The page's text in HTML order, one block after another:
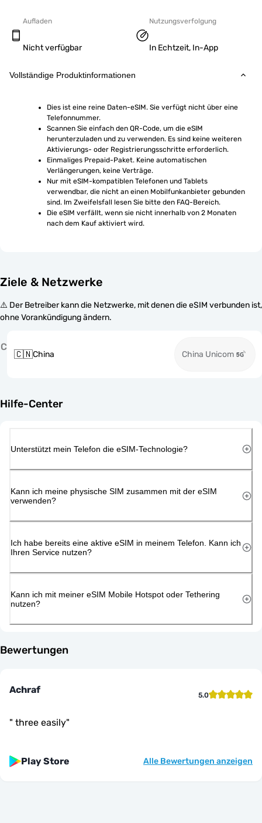
Aufladen
Nicht verfügbar
Nutzungsverfolgung
In Echtzeit, In-App
Vollständige Produktinformationen
Dies ist eine reine Daten-eSIM. Sie verfügt nicht über eine
Telefonnummer.
Scannen Sie einfach den QR-Code, um die eSIM
herunterzuladen und zu verwenden. Es sind keine weiteren
Aktivierungs- oder Registrierungsschritte erforderlich.
Einmaliges Prepaid-Paket. Keine automatischen
Verlängerungen, keine Verträge.
Nur mit eSIM-kompatiblen Telefonen und Tablets
verwendbar, die nicht an einen Mobilfunkanbieter gebunden
sind. Im Zweifelsfall lesen Sie bitte den FAQ-Bereich.
Die eSIM verfällt, wenn sie nicht innerhalb von 2 Monaten
nach dem Kauf aktiviert wird.
Ziele & Netzwerke
⚠️ Der Betreiber kann die Netzwerke, mit denen die eSIM verbunden ist,
ohne Vorankündigung ändern.
C
🇨🇳China China Unicom
Hilfe-Center
Unterstützt mein Telefon die eSIM-Technologie?
Kann ich meine physische SIM zusammen mit der eSIM
verwenden?
Ich habe bereits eine aktive eSIM in meinem Telefon. Kann ich
Ihren Service nutzen?
Kann ich mit meiner eSIM Mobile Hotspot oder Tethering
nutzen?
Bewertungen
Achraf 5.0
" three easily"
Play Store Alle Bewertungen anzeigen